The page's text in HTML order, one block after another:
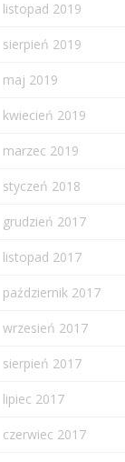
listopad 2019
sierpień 2019
maj 2019
kwiecień 2019
marzec 2019
styczeń 2018
grudzień 2017
listopad 2017
październik 2017
wrzesień 2017
sierpień 2017
lipiec 2017
czerwiec 2017